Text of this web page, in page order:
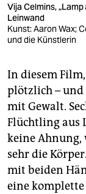
Vija Celmins,
Leinwand
Kunst: Aaron Wax;
und die Künstlerin
In diesem
plötzlich –
mit Gewalt.
Flüchtling aus
keine Ahnung,
sehr die
mit beiden
eine